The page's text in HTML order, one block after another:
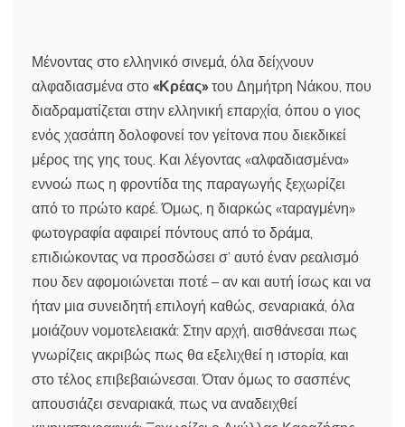
Μένοντας στο ελληνικό σινεμά, όλα δείχνουν
αλφαδιασμένα στο «Κρέας»του Δημήτρη Νάκου, που
διαδραματίζεται στην ελληνική επαρχία, όπου ο γιος
ενός χασάπη δολοφονεί τον γείτονα που διεκδικεί
μέρος της γης τους. Και λέγοντας «αλφαδιασμένα»
εννοώ πως η φροντίδα της παραγωγής ξεχωρίζει
από το πρώτο καρέ. Όμως, η διαρκώς «ταραγμένη»
φωτογραφία αφαιρεί πόντους από το δράμα,
επιδιώκοντας να προσδώσει σ’ αυτό έναν ρεαλισμό
που δεν αφομοιώνεται ποτέ – αν και αυτή ίσως και να
ήταν μια συνειδητή επιλογή καθώς, σεναριακά, όλα
μοιάζουν νομοτελειακά: Στην αρχή, αισθάνεσαι πως
γνωρίζεις ακριβώς πως θα εξελιχθεί η ιστορία, και
στο τέλος επιβεβαιώνεσαι. Όταν όμως το σασπένς
απουσιάζει σεναριακά, πως να αναδειχθεί